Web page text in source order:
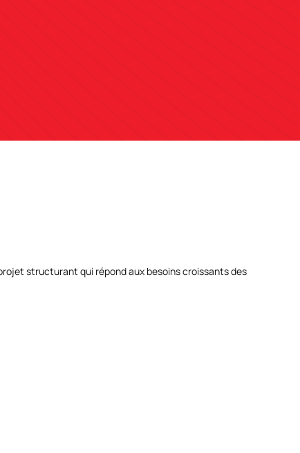
structurant qui répond aux besoins croissants des